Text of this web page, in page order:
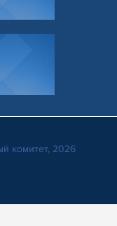
комитет, 2026